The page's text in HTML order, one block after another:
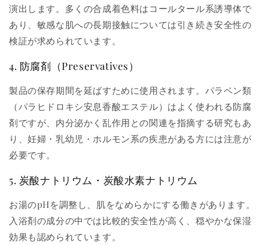
演出します。多くの合成着色料はコールタール系誘導体で
あり、敏感な肌への長期接触については引き続き安全性の
検証が求められています。
4. 防腐剤（Preservatives）
製品の保存期間を延ばすために使用されます。パラベン類
（パラヒドロキシ安息香酸エステル）はよく使われる防腐
剤ですが、内分泌かく乱作用との関連を指摘する研究もあ
り、妊婦・乳幼児・ホルモン系の疾患がある方には注意が
必要です。
5. 炭酸ナトリウム・炭酸水素ナトリウム
お湯のpHを調整し、肌をなめらかにする働きがあります。
入浴剤の成分の中では比較的安全性が高く、穏やかな保湿
効果も認められています。